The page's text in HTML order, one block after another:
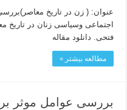
عنوان: ( زن در تاریخ
اجتماعی وسیاسی زنان در تاریخ
فتحی. دانلود مقاله
مطالعه بیشتر »
بررسی عوامل موثر